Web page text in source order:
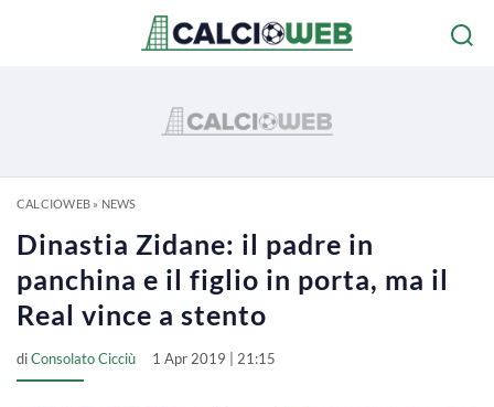
CALCIOWEB» NEWS
Dinastia Zidane: il padre in
panchina e il figlio in porta, ma il
Real vince a stento
diConsolato Cicciù 1 Apr 2019 | 21:15